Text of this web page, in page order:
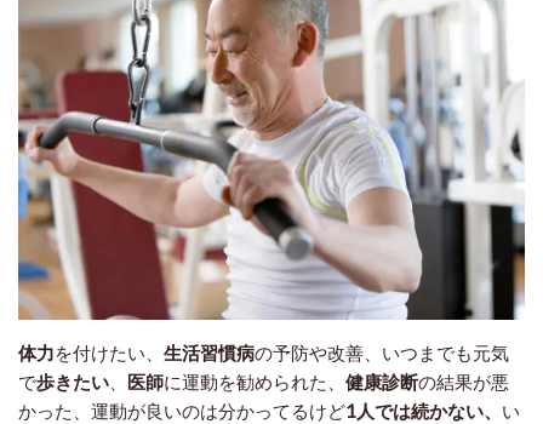
体力を付けたい、 生活習慣病の予防や改善、いつまでも元気
で歩きたい 医師に運動を勧められた、 健康診断の結果が悪
かった、運動が良いのは分かってるけど1人では続かない、 い